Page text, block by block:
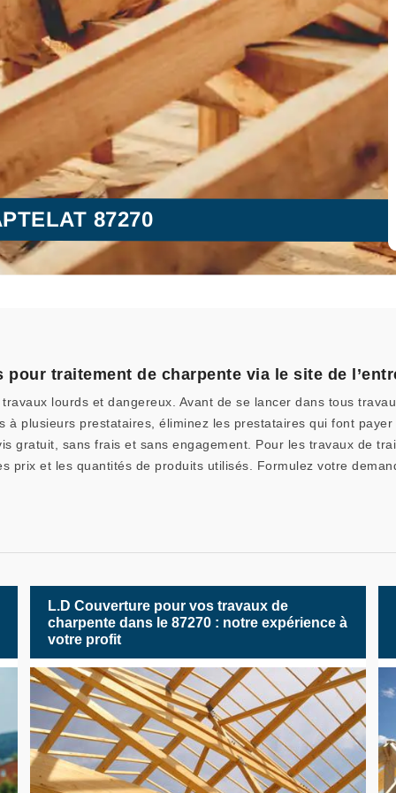
87270
traitement de charpente via le site de
lourds et dangereux. Avant de se lancer dans tous
à plusieurs prestataires, éliminez les prestataires qui font
gratuit, sans frais et sans engagement. Pour les travaux de
prix et les quantités de produits utilisés. Formulez votre
L.D Couverture pour vos travaux de
charpente dans le 87270 : notre expérience à
votre profit